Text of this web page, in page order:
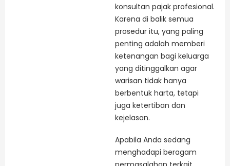
konsultan pajak profesional.
Karena di balik semua
prosedur itu, yang paling
penting adalah memberi
ketenangan bagi keluarga
yang ditinggalkan agar
warisan tidak hanya
berbentuk harta, tetapi
juga ketertiban dan
kejelasan.
Apabila Anda sedang
menghadapi beragam